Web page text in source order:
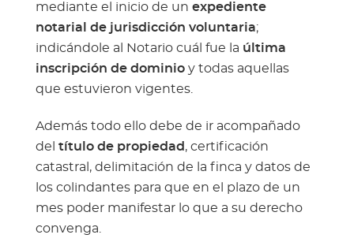
mediante el inicio de un expediente
notarial de jurisdicción voluntaria;
indicándole al Notario cuál fue la última
inscripción de dominioy todas aquellas
que estuvieron vigentes.
Además todo ello debe de ir acompañado
del título de propiedad , certificación
catastral, delimitación de la finca y datos de
los colindantes para que en el plazo de un
mes poder manifestar lo que a su derecho
convenga.